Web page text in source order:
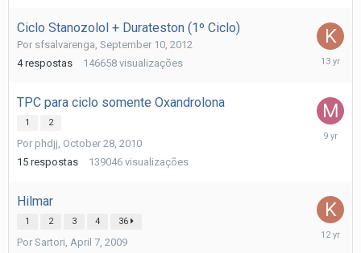
Ciclo Stanozolol + Durateston (1º Ciclo)
Por sfsalvarenga September 10, 2012
4 respostas 146658 visualizações
TPC para ciclo somente Oxandrolona
1 2
Por phdjj October 28, 2010
15 respostas 139046 visualizações
July
Hilmar
1 2 3 4 36
Por Sartori April 7, 2009
August